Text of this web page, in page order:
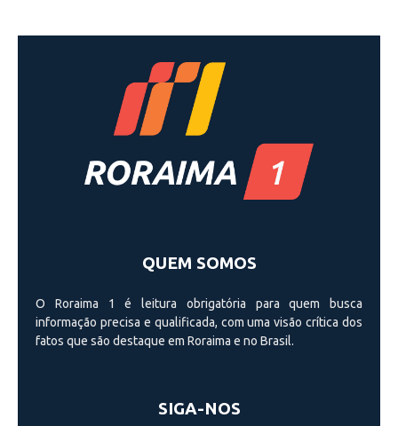
QUEM SOMOS
O Roraima 1 é leitura obrigatória para quem busca
informação precisa e qualificada, com uma visão crí­tica dos
fatos que são destaque em Roraima e no Brasil.
SIGA-NOS